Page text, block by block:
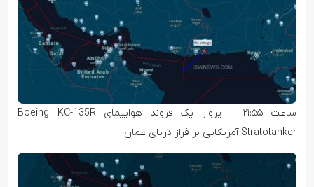
ساعت ۲۱:۵۵ – پرواز یک فروند هواپیمای Boeing KC-135R
Stratotanker آمریکایی بر فراز دریای عمان.